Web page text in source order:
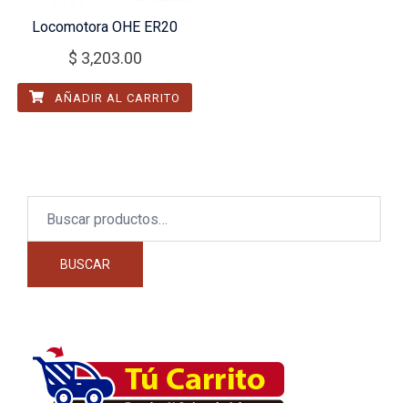
Locomotora OHE ER20
$ 3,203.00
AÑADIR AL CARRITO
BUSCAR